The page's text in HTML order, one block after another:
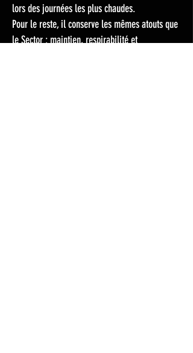
lors des journées les plus chaudes.
Pour le reste, il conserve les mêmes atouts que
le Sector : maintien, respirabilité et